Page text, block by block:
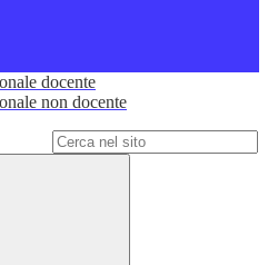
docente
non docente